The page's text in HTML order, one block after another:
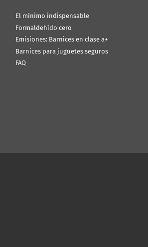
El mínimo indispensable
Formaldehído cero
Emisiones: Barnices en clase a+
Barnices para juguetes seguros
FAQ